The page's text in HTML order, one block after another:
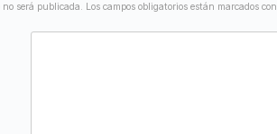
no será publicada. Los campos obligatorios están marcados con